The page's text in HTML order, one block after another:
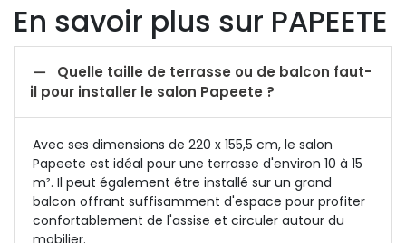
En savoir plus sur PAPEETE

il pour installer le salon Papeete ?
Avec ses dimensions de 220 x 155,5 cm, le salon
Papeete est idéal pour une terrasse d'environ 10 à 15
m². Il peut également être installé sur un grand
balcon offrant suffisamment d'espace pour profiter
confortablement de l'assise et circuler autour du
mobilier.